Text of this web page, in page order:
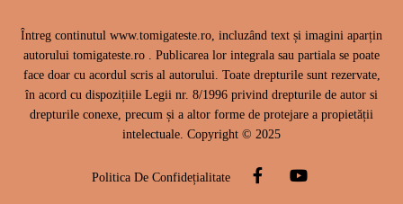
Politica De Confidețialitate
Întreg continutul www.tomigateste.ro, incluzând text și imagini aparțin
autorului tomigateste.ro . Publicarea lor integrala sau partiala se poate
face doar cu acordul scris al autorului. Toate drepturile sunt rezervate,
în acord cu dispozițiile Legii nr. 8/1996 privind drepturile de autor si
drepturile conexe, precum și a altor forme de protejare a propietății
intelectuale. Copyright © 2025